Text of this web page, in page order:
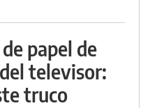
papel de
televisor:
truco